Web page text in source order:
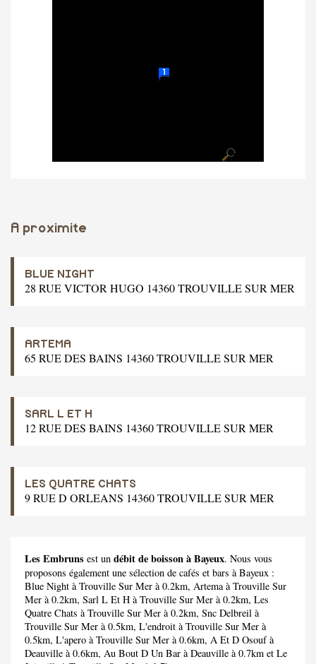
A proximite
BLUE NIGHT
28 RUE VICTOR HUGO 14360 TROUVILLE SUR MER
ARTEMA
65 RUE DES BAINS 14360 TROUVILLE SUR MER
SARL L ET H
12 RUE DES BAINS 14360 TROUVILLE SUR MER
LES QUATRE CHATS
9 RUE D ORLEANS 14360 TROUVILLE SUR MER
Les Embruns est un débit de boisson à Bayeux. Nous vous
proposons également une sélection de cafés et bars à Bayeux :
Blue Night à Trouville Sur Mer à 0.2km, Artemaà Trouville Sur
Mer à 0.2km, Sarl L Et H à Trouville Sur Mer à 0.2km, Les
Quatre Chats à Trouville Sur Mer à 0.2km, Snc Delbreil à
Trouville Sur Mer à 0.5km, L'endroit à Trouville Sur Mer à
0.5km, L'apero à Trouville Sur Mer à 0.6km, A Et D Osoufà
Deauville à 0.6km, Au Bout D Un Bar à Deauville à 0.7km et Le